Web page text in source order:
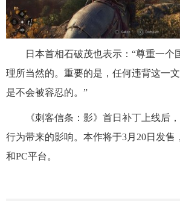
日本首相石破茂也表示：“尊重一个
理所当然的。重要的是，任何违背这一
是不会被容忍的。”
《刺客信条：影》首日补丁上线后，
行为带来的影响。本作将于3月20日发售
和PC平台。